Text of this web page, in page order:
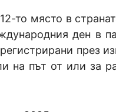
то място в
ден в
през
на път от или за